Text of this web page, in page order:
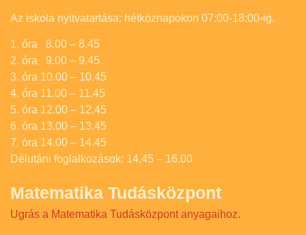
Az iskola nyitvatartása: hétköznapokon 07:00-18:00-ig.
1. óra 8.00 – 8.45
2. óra 9.00 – 9.45
3. óra 10.00 – 10.45
4. óra 11.00 – 11.45
5. óra 12.00 – 12.45
6. óra 13.00 – 13.45
7. óra 14.00 – 14.45
Délutáni foglalkozások: 14.45 – 16.00
Matematika Tudásközpont
Ugrás a Matematika Tudásközpont anyagaihoz.